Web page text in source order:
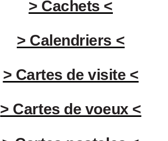
> Cachets <
> Calendriers <
> Cartes de visite <
> Cartes de voeux <